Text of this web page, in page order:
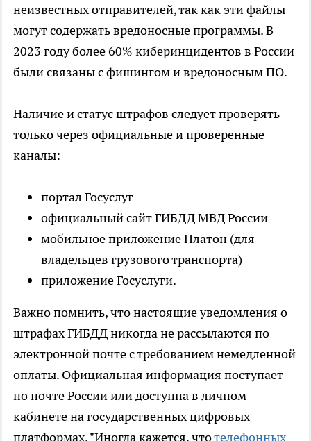
неизвестных отправителей, так как эти файлы
могут содержать вредоносные программы. В
2023 году более 60% киберинцидентов в России
были связаны с фишингом и вредоносным ПО.
Наличие и статус штрафов следует проверять
только через официальные и проверенные
каналы:
портал Госуслуг
официальный сайт ГИБДД МВД России
мобильное приложение Платон (для
владельцев грузового транспорта)
приложение Госуслуги.
Важно помнить, что настоящие уведомления о
штрафах ГИБДД никогда не рассылаются по
электронной почте с требованием немедленной
оплаты. Официальная информация поступает
по почте России или доступна в личном
кабинете на государственных цифровых
платформах. "Иногда кажется, чтотелефонных